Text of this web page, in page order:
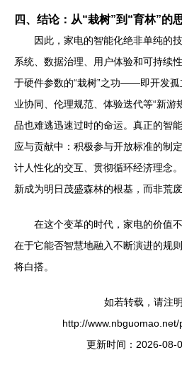
四、结论：从“栽树”到“育林”的
因此，家电的智能化绝非单纯的
系统、数据治理、用户体验和可持续
于硬件参数的“栽树”之功——即开发
业协同、伦理规范、体验迭代等“新游
品也难逃迅速过时的命运。真正的智
应与贡献中：积极参与开放标准的制
计人性化的交互、贯彻循环经济理念
新成为明日茂盛森林的根基，而非荒废
在这个变革的时代，家电的价值
在于它能否智慧地融入不断演进的规
将白搭。
如若转载，请注
http://
更新时间：2026-08-